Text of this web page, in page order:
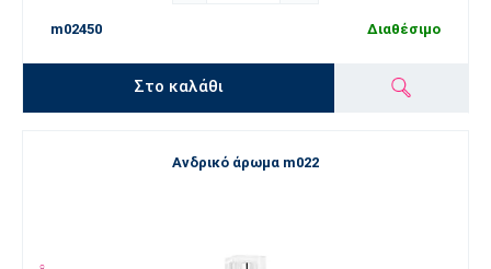
m02450 Διαθέσιμο
Στο καλάθι
Ανδρικό άρωμα m022